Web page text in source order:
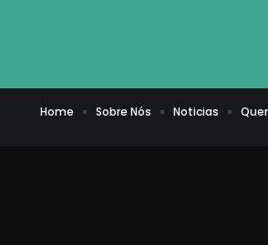
Home Sobre Nós Noticias